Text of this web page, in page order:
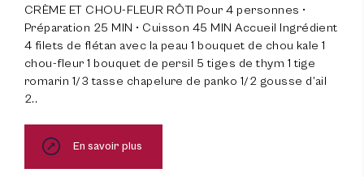
CRÈME ET CHOU-FLEUR RÔTI Pour 4 personnes •
Préparation 25 MIN • Cuisson 45 MIN Accueil Ingrédient
4 filets de flétan avec la peau 1 bouquet de chou kale 1
chou-fleur 1 bouquet de persil 5 tiges de thym 1 tige
romarin 1/3 tasse chapelure de panko 1/2 gousse d’ail
2..
En savoir plus